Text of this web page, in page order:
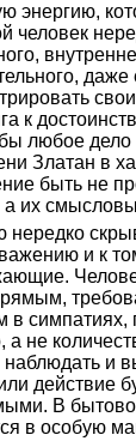
энергию,
человек
к
любое
Златан в
быть не
а их
нередко
и к
в симпатиях,
а не
наблюдать и
действие
В
в особую